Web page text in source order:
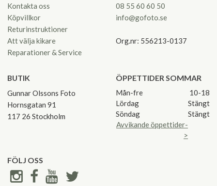
Kontakta oss
Köpvillkor
Returinstruktioner
Att välja kikare
Reparationer & Service
08 55 60 60 50
info@gofoto.se
Org.nr: 556213-0137
BUTIK
Gunnar Olssons Foto
Hornsgatan 91
117 26 Stockholm
ÖPPETTIDER SOMMAR
Mån-fre
10-18
Lördag
Stängt
Söndag
Stängt
Avvikande öppettider-
>
FÖLJ OSS